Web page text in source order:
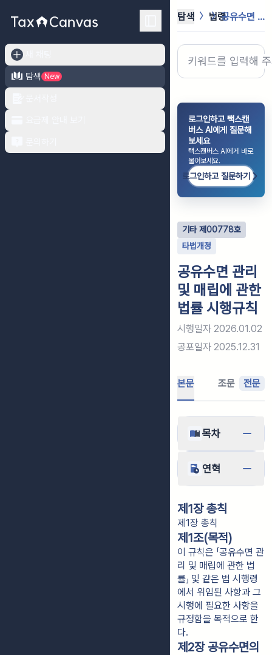
탐색
New
탐색 법령 공유수면 관리 및 매립에 관한 법률 ...
로그인하고 택스캔
버스 AI에게 질문해
보세요
택스캔버스 AI에게 바로
물어보세요.
로그인하고 질문하기
기타제 00778호
타법개정
공유수면 관리
및 매립에 관한
법률 시행규칙
시행일자 2026.01.02
공포일자 2025.12.31
본문 조문 전문
목차
연혁
제1장 총칙
제1장 총칙
제1조(목적)
이 규칙은 「공유수면 관
리 및 매립에 관한 법
률」 및 같은 법 시행령
에서 위임된 사항과 그
시행에 필요한 사항을
규정함을 목적으로 한
다.
제2장 공유수면의